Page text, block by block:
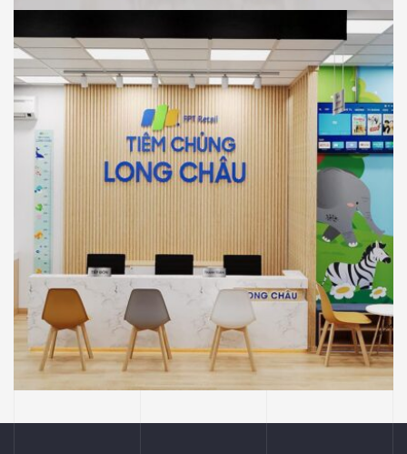
Thiết Kế Phối Cảnh 3D Trung Tâm Tiêm
Chủng Long Châu , Tân Thuận Đông, Tp
Hồ Chí Minh
NHÀ THUỐC LONG CHÂU THIẾT KẾ
Thiết Kế Phối Cảnh 3D Trung Tâm Tiêm